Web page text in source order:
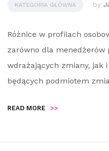
KATEGORIA GŁÓWNA by
Różnice w profilach
zarówno dla menedżerów
wdrażających zmiany, jak
będących podmiotem
READ MORE >>